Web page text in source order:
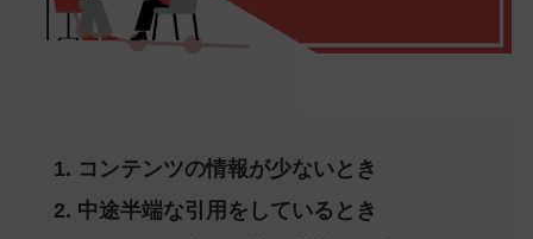
1. コンテンツの情報が少ないとき
2. 中途半端な引用をしているとき